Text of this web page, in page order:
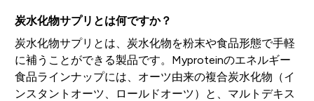
炭水化物サプリとは何ですか？
炭水化物サプリとは、炭水化物を粉末や食品形態で手軽
に補うことができる製品です。Myproteinのエネルギー
食品ラインナップには、オーツ由来の複合炭水化物（イ
ンスタントオーツ、ロールドオーツ）と、マルトデキス